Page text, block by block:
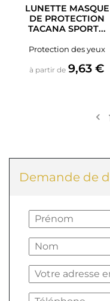
LUNETTE MASQUE
DE PROTECTION
TACANA SPORT...
Protection des yeux
à partir de Prix
9,63 €

Demande de